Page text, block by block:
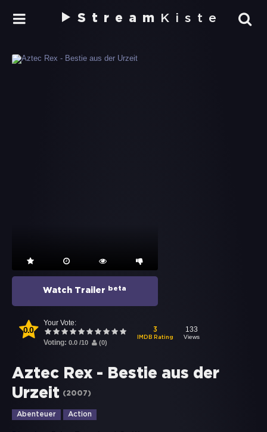
Stream Kiste
Watch Trailer beta
0.0
Your Vote:
Voting: 0.0 /10 (0)
3
IMDB Rating
133
Views
Aztec Rex - Bestie aus der
Urzeit
(2007)
Abenteuer Action